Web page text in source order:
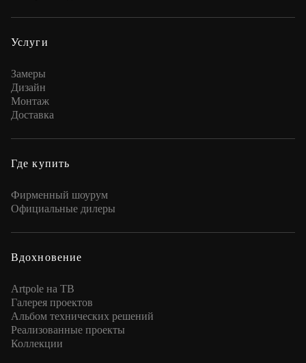
Услуги
Замеры
Дизайн
Монтаж
Доставка
Где купить
Фирменный шоурум
Официальные дилеры
Вдохновение
Artpole на ТВ
Галерея проектов
Альбом технических решений
Реализованные проекты
Коллекции